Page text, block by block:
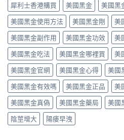
物：
硝
酸
酯
死
線
的
醫
理
解
析〉
中
按
需
定
5mg
每
日
錠？
藥
師
唔
背
label，
只
講
你
犀利士香港購買
美國黑金 美國黑
美國黑金使用方法
美國黑金剛
美
美國黑金副作用
美國黑金功效
美
美國黑金吃法
美國黑金哪裡買 美
美國黑金官網
美國黑金心得 美國
美國黑金有效嗎
美國黑金正品 美
美國黑金真偽
美國黑金藥局 美國
陰莖增大
陽痿早洩